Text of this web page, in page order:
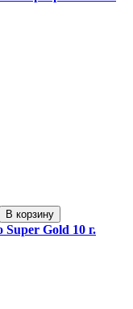
В корзину
Gold 10 г.